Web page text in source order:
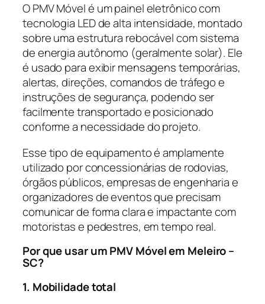
O PMV Móvel é um painel eletrônico com
tecnologia LED de alta intensidade, montado
sobre uma estrutura rebocável com sistema
de energia autônomo (geralmente solar). Ele
é usado para exibir mensagens temporárias,
alertas, direções, comandos de tráfego e
instruções de segurança, podendo ser
facilmente transportado e posicionado
conforme a necessidade do projeto.
Esse tipo de equipamento é amplamente
utilizado por concessionárias de rodovias,
órgãos públicos, empresas de engenharia e
organizadores de eventos que precisam
comunicar de forma clara e impactante com
motoristas e pedestres, em tempo real.
Por que usar um PMV Móvel em Meleiro –
SC?
1. Mobilidade total